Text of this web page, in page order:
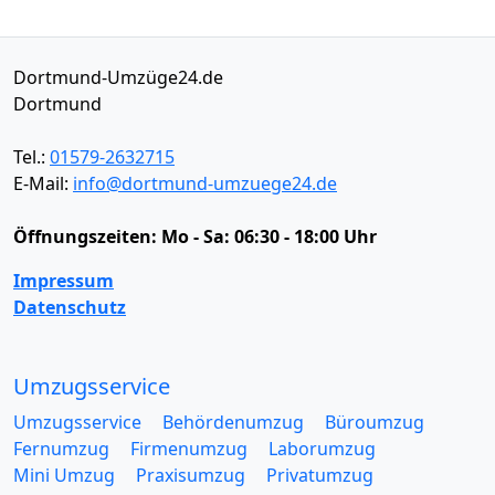
Dortmund-Umzüge24.de
Dortmund
Tel.: 01579-2632715
E-Mail: info@dortmund-umzuege24.de
Öffnungszeiten: Mo - Sa: 06:30 - 18:00 Uhr
Impressum
Datenschutz
Umzugsservice
Umzugsservice Behördenumzug
Büroumzug
Fernumzug
Firmenumzug
Laborumzug
Mini Umzug
Praxisumzug
Privatumzug